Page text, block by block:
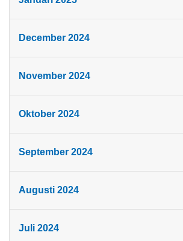
December 2024
November 2024
Oktober 2024
September 2024
Augusti 2024
Juli 2024